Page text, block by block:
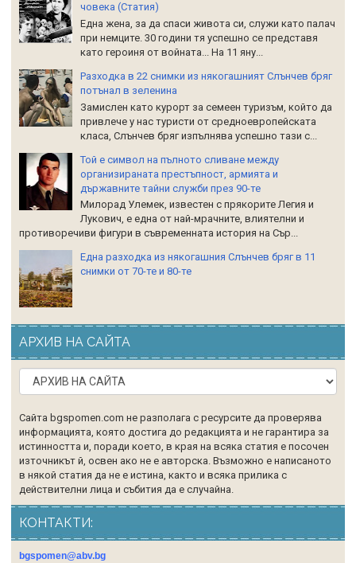
човека (Статия)
Една жена, за да спаси живота си, служи като палач
при немците. 30 години тя успешно се представя
като героиня от войната... На 11 яну...
Разходка в 22 снимки из някогашният Слънчев бряг
потънал в зеленина
Замислен като курорт за семеен туризъм, който да
привлече у нас туристи от средноевропейската
класа, Слънчев бряг изпълнява успешно тази с...
Той е символ на пълното сливане между
организираната престъпност, армията и
държавните тайни служби през 90-те
Милорад Улемек, известен с прякорите Легия и
Лукович, е една от най-мрачните, влиятелни и
противоречиви фигури в съвременната история на Сър...
Една разходка из някогашния Слънчев бряг в 11
снимки от 70-те и 80-те
АРХИВ НА САЙТА
Сайта bgspomen.com не разполага с ресурсите да проверява
информацията, която достига до редакцията и не гарантира за
истинността и, поради което, в края на всяка статия е посочен
източникът й, освен ако не е авторска. Възможно е написаното
в някой статия да не е истина, както и всяка прилика с
действителни лица и събития да е случайна.
КОНТАКТИ:
bgspomen@abv.bg